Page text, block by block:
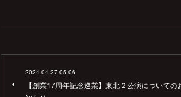
2024.04.27 05:06
【創業17周年記念巡業】東北２公演についての